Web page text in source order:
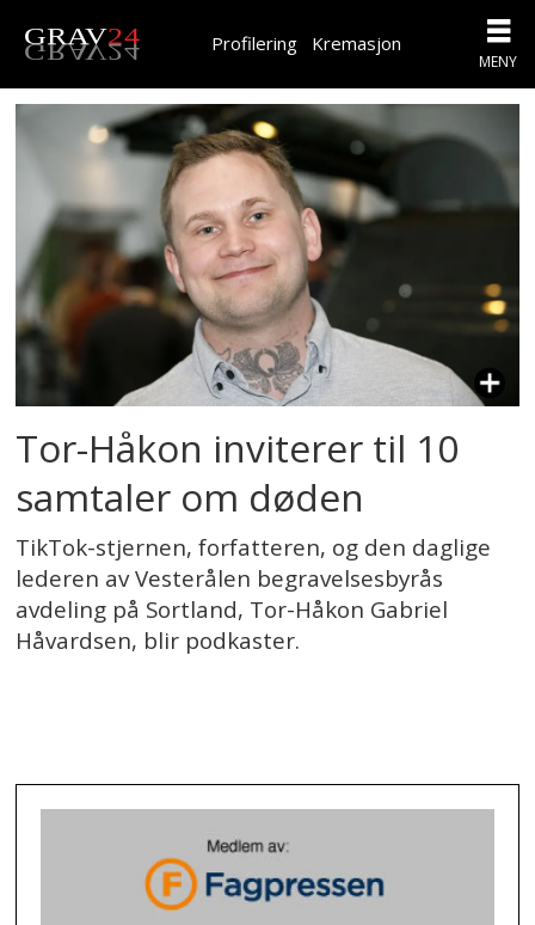
Profilering Kremasjon
Tag:
podkast
Tor-Håkon inviterer til 10
samtaler om døden
TikTok-stjernen, forfatteren, og den daglige
lederen av Vesterålen begravelsesbyrås
avdeling på Sortland, Tor-Håkon Gabriel
Håvardsen, blir podkaster.